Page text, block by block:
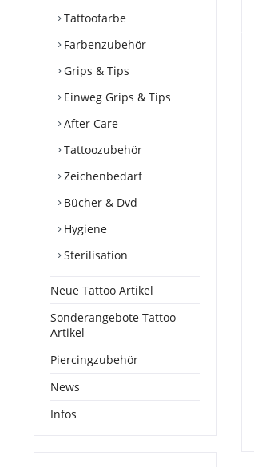
Tattoofarbe
Farbenzubehör
Grips & Tips
Einweg Grips & Tips
After Care
Tattoozubehör
Zeichenbedarf
Bücher & Dvd
Hygiene
Sterilisation
Neue Tattoo Artikel
Sonderangebote Tattoo
Artikel
Piercingzubehör
News
Infos